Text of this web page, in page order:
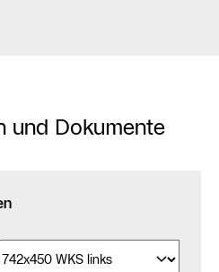
und Dokumente